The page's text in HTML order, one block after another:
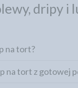
dripy i
na tort?
na tort z gotowej